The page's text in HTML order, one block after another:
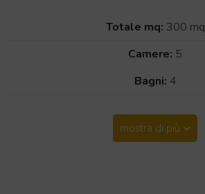
Totale mq: 300 mq
Camere: 5
Bagni: 4
mostra di più